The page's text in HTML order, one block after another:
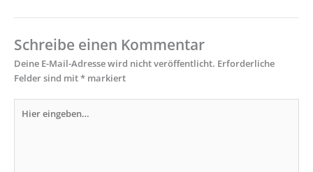
Schreibe einen Kommentar
Deine E-Mail-Adresse wird nicht veröffentlicht. Erforderliche
Felder sind mit* markiert
eingeben…